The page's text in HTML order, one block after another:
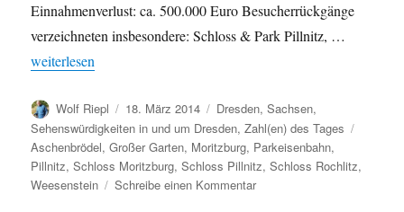
Einnahmenverlust: ca. 500.000 Euro Besucherrückgänge
verzeichneten insbesondere: Schloss & Park Pillnitz, …
„Schlösser, Burgen & Gärten in Sachsen: Jahresbilanz 2013 /
weiterlesen
Autor
Wolf Riepl
Veröffentlicht
am
18. März 2014 Kategorien
Dresden,Sachsen,
Sehenswürdigkeiten in und um Dresden,Zahl(en) des Tages
Aschenbrödel,Großer Garten, Moritzburg, Parkeisenbahn,
Pillnitz,Schloss Moritzburg,Schloss Pillnitz,Schloss Rochlitz,
Weesenstein
Schreibe einen Kommentarzu